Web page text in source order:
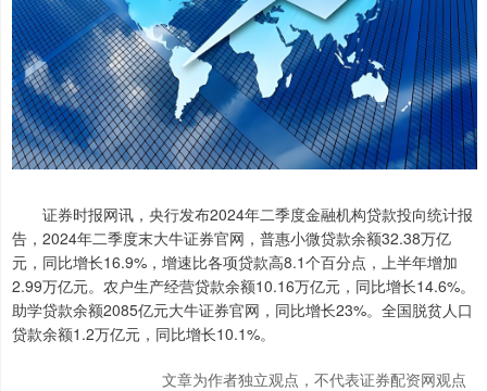
证券时报网讯，央行发布2024年二季度金融机构贷款投向统计报
告，2024年二季度末大牛证券官网，普惠小微贷款余额32.38万亿
元，同比增长16.9%，增速比各项贷款高8.1个百分点，上半年增加
2.99万亿元。农户生产经营贷款余额10.16万亿元，同比增长14.6%。
助学贷款余额2085亿元大牛证券官网，同比增长23%。全国脱贫人口
贷款余额1.2万亿元，同比增长10.1%。
文章为作者独立观点，不代表证券配资网观点